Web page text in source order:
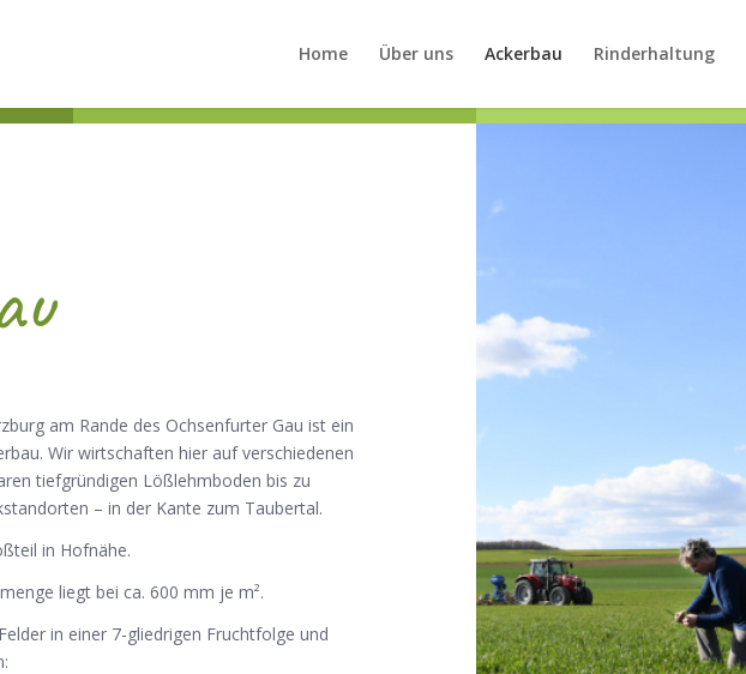
Home Über uns Ackerbau Rinderhaltung
am Rande des Ochsenfurter Gau ist ein
Wir wirtschaften hier auf verschiedenen
tiefgründigen Lößlehmboden bis zu
– in der Kante zum Taubertal.
in Hofnähe.
liegt bei ca. 600 mm je m².
in einer 7-gliedrigen Fruchtfolge und